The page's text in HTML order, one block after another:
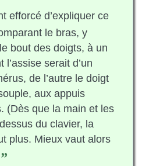
efforcé d’expliquer ce
le bras, y
bout des doigts, à un
serait d’un
de l’autre le doigt
aux appuis
(Dès que la main et les
du clavier, la
plus. Mieux vaut alors
”